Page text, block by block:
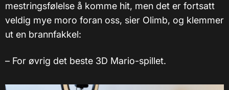
mestringsfølelse å komme hit, men det er fortsatt
veldig mye moro foran oss, sier Olimb, og klemmer
ut en brannfakkel:
– For øvrig det beste 3D Mario-spillet.